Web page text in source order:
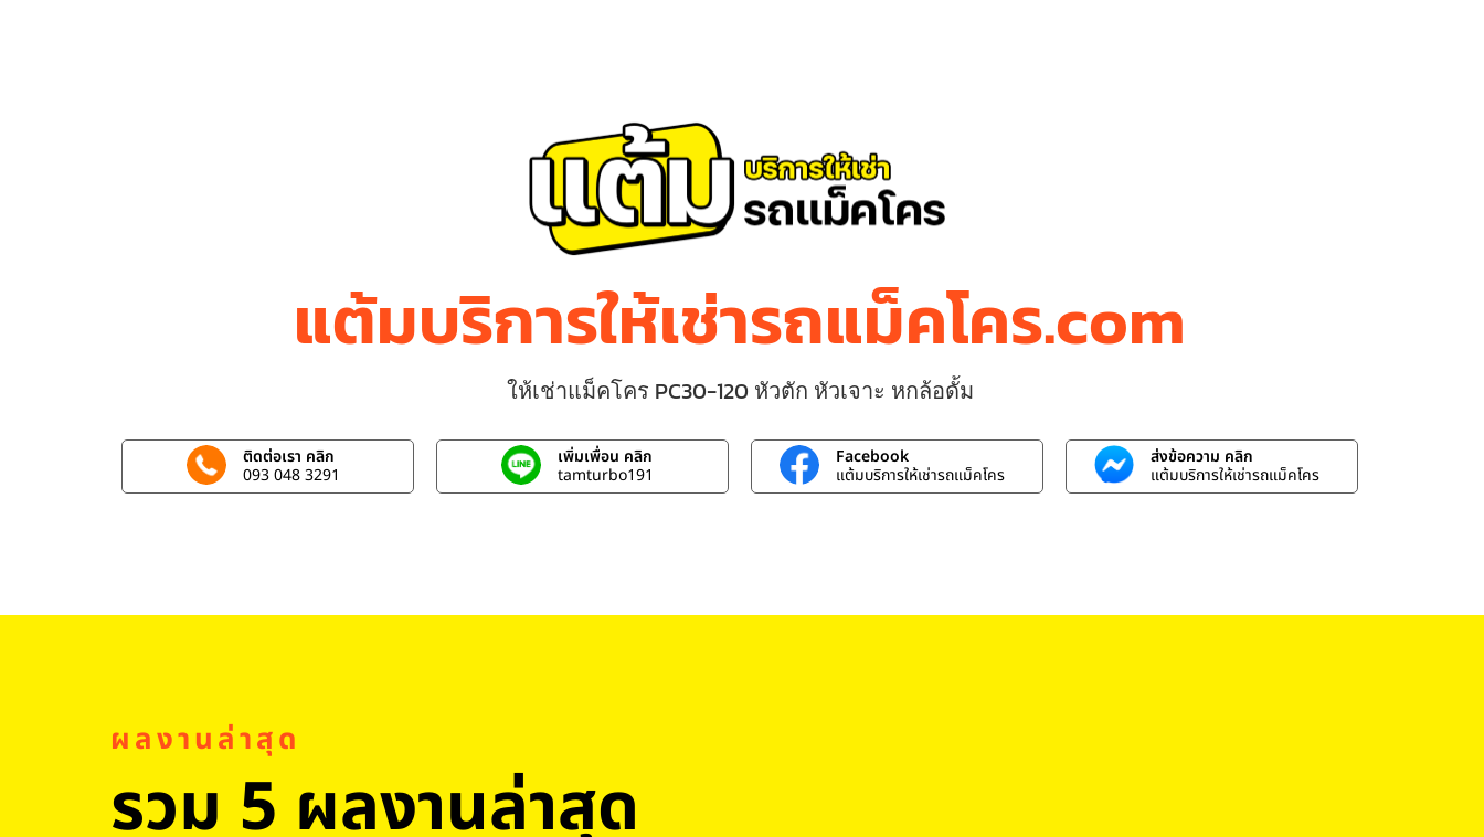
แต้มบริการให้เช่ารถแม็คโคร.com
ให้เช่าแม็คโคร PC30-120 หัวตัก หัวเจาะ หกล้อดั้ม
ติดต่อเรา คลิก
093 048 3291
เพิ่มเพื่อน คลิก
tamturbo191
Facebook
แต้มบริการให้เช่ารถแม็คโคร
ส่งข้อความ คลิก
แต้มบริการให้เช่ารถแม็คโคร
ผลงานล่าสุด
รวม 5 ผลงานล่าสุด